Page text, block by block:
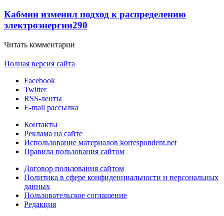
Кабмин изменил подход к распределению
электроэнергии290
Читать комментарии
Полная версия сайта
Facebook
Twitter
RSS-ленты
E-mail рассылка
Контакты
Реклама на сайте
Использование материалов korrespondent.net
Правила пользования сайтом
Договор пользования сайтом
Политика в сфере конфиденциальности и персональных
данных
Пользовательское соглашение
Редакция